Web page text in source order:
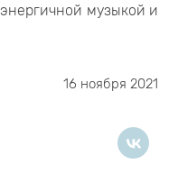
музыкой и
16 ноября 2021